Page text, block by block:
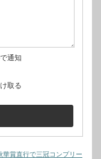
通知
取る
華賞直行で三冠コンプリー